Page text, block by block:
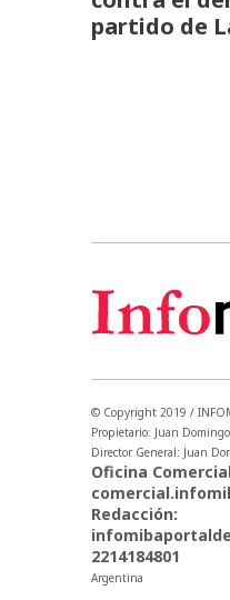
partido de
© Copyright 2019 /
Propietario: Juan
Director General: Juan
Oficina
Redacción:
2214184801
Argentina